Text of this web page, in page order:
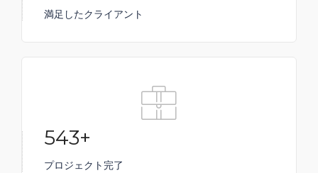
満足したクライアント
543+
プロジェクト完了